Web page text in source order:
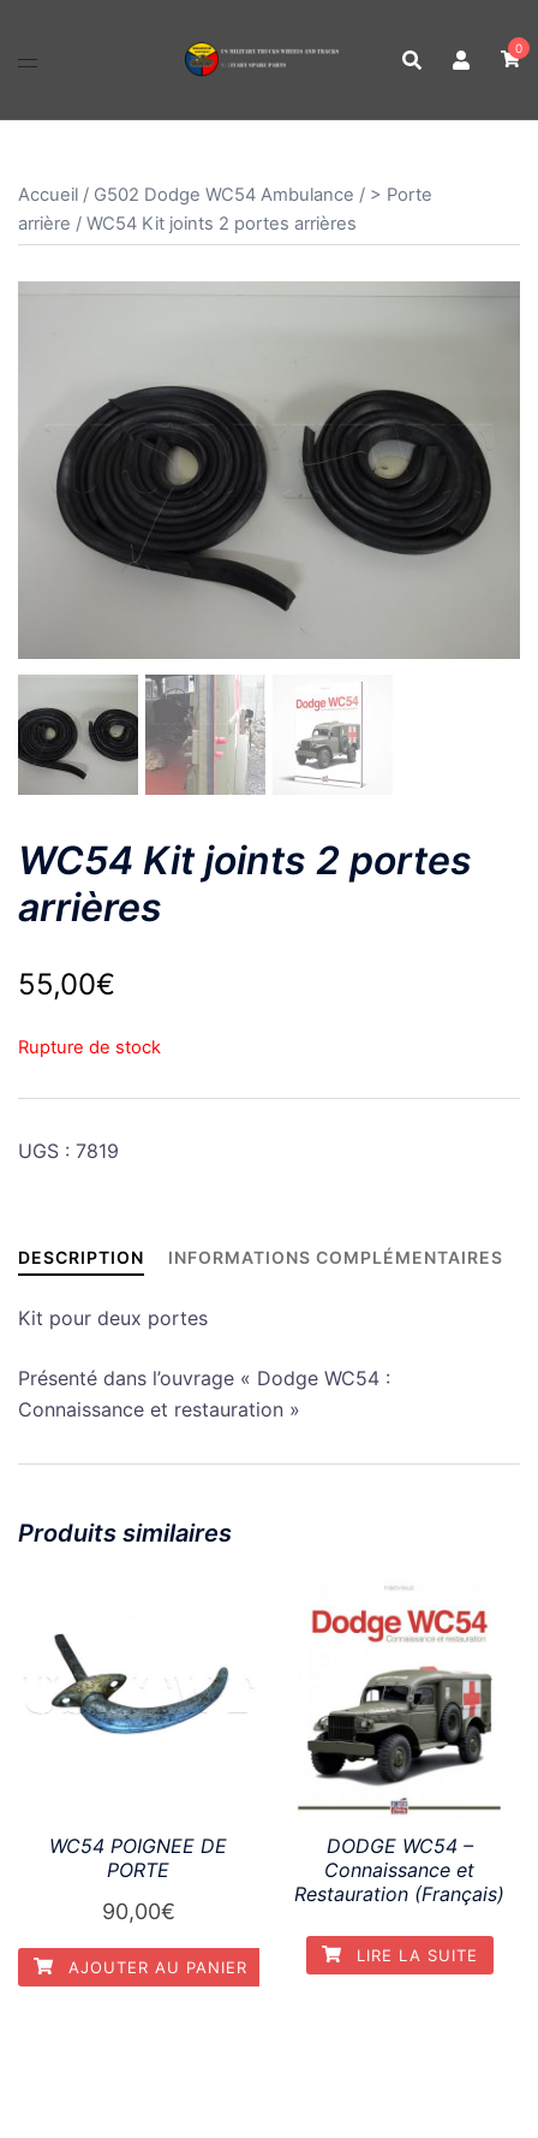
0
Accueil / G502 Dodge WC54 Ambulance / > Porte
arrière / WC54 Kit joints 2 portes arrières
WC54 Kit joints 2 portes
arrières
55,00€
Rupture de stock
UGS : 7819
DESCRIPTION INFORMATIONS COMPLÉMENTAIRES
Kit pour deux portes
Présenté dans l’ouvrage « Dodge WC54 :
Connaissance et restauration »
Produits similaires
WC54 POIGNEE DE
PORTE
90,00€
AJOUTER AU PANIER
DODGE WC54 –
Connaissance et
Restauration (Français)
LIRE LA SUITE